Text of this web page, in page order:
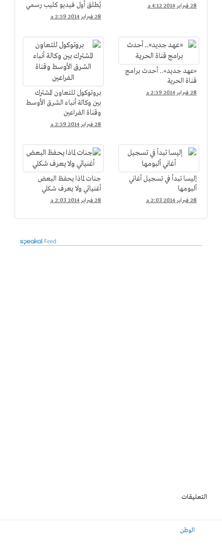
28 فبراير 2014 4:12 م
يُطلق أول فيديو كليب رسمي
28 فبراير 2014 2:59 م
«عهد جديد».. أحدث برامج
قناة الحرية
28 فبراير 2014 2:59 م
بروتوكول للتعاون المشترك
بين وكالة أنباء الشرق الأوسط
وقناة الفراعين
28 فبراير 2014 2:59 م
إليسا تبدأ في تسجيل أغاني
ألبومها
28 فبراير 2014 2:03 م
جنات لماذا يحفظ البعض
أغنياتي ولا يعرف شكلي
28 فبراير 2014 2:03 م
التعليقات
الوطن